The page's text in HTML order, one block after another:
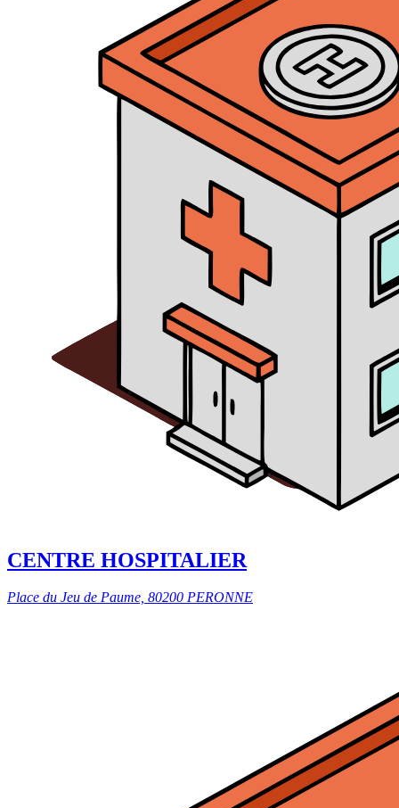
CENTRE HOSPITALIER
Place du Jeu de Paume, 80200 PERONNE